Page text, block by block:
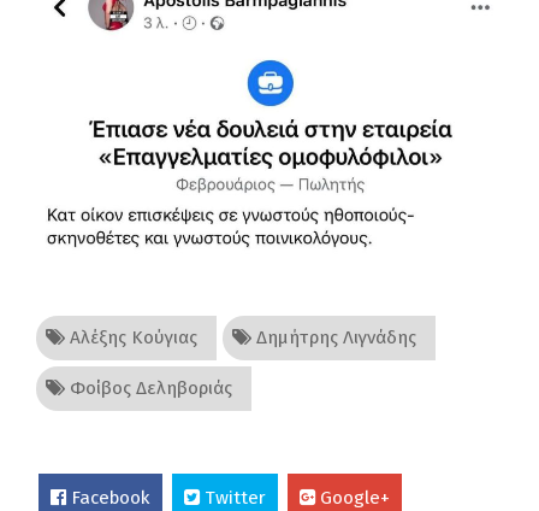
Αλέξης Κούγιας Δημήτρης Λιγνάδης
Φοίβος Δεληβοριάς
Facebook Twitter Google+